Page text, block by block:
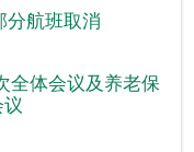
航班取消
全体会议及养老保